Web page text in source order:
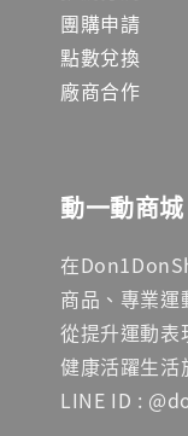
團購申請
點數兌換
廠商合作
動一動商城
在
商品、專業運
從提升運動表
健康活躍生活
LINE ID :